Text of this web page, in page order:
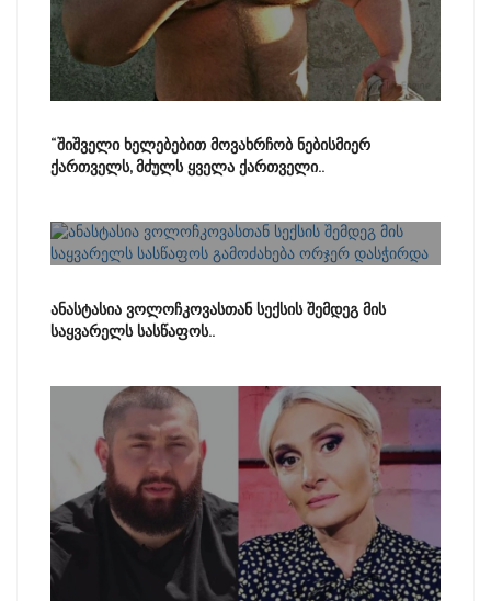
“შიშველი ხელებებით მოვახრჩობ ნებისმიერ
ქართველს, მძულს ყველა ქართველი..
ანასტასია ვოლოჩკოვასთან სექსის შემდეგ მის
საყვარელს სასწაფოს..